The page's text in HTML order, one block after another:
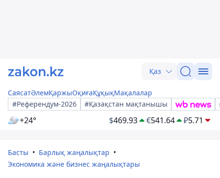
Қаз
СаясатӘлемҚаржыОқиғаҚұқықМақалалар
#Референдум-2026
#Қазақстан мақтанышы
+24° $469.93 €541.64 ₽5.71
Басты
Барлық жаңалықтар
Экономика және бизнес жаңалықтары